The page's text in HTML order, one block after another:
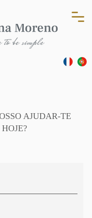
AJUDAR-TE
HOJE?